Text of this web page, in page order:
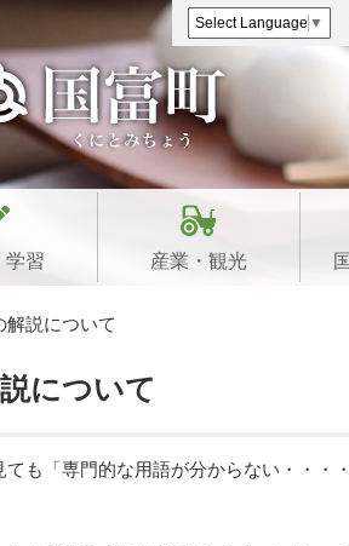
Select Language ▼
学習 産業・観光
説について
について
も「専門的な用語が分からない・・・